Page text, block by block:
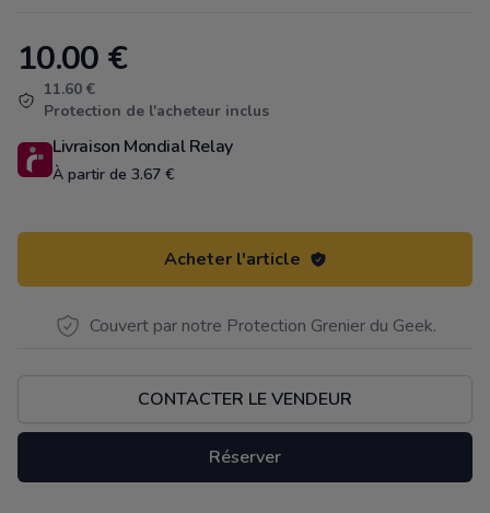
Product information
10.00 €
11.60 €
Protection de l'acheteur inclus
Livraison Mondial Relay
À partir de 3.67 €
Acheter l'article
Couvert par notre Protection Grenier du Geek.
CONTACTER LE VENDEUR
Réserver